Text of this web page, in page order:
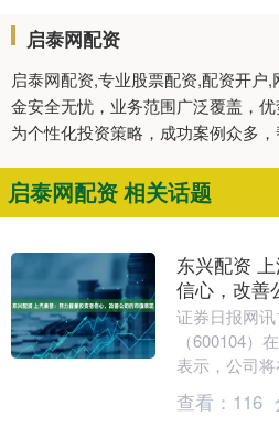
启泰网配资
启泰网配资,专业股票配资,配资开
金安全无忧，业务范围广泛覆盖，
为个性化投资策略，成功案例众多，
启泰网配资 相关话题
东兴配资
信心，改善
证券日报网
（600104）
表示，公司
价值的基础
投资者的沟
查看： 116